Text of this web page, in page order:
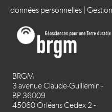
données personnelles
BRGM
3 avenue Claude-Guillemin -
BP 36009
45060 Orléans Cedex 2 -